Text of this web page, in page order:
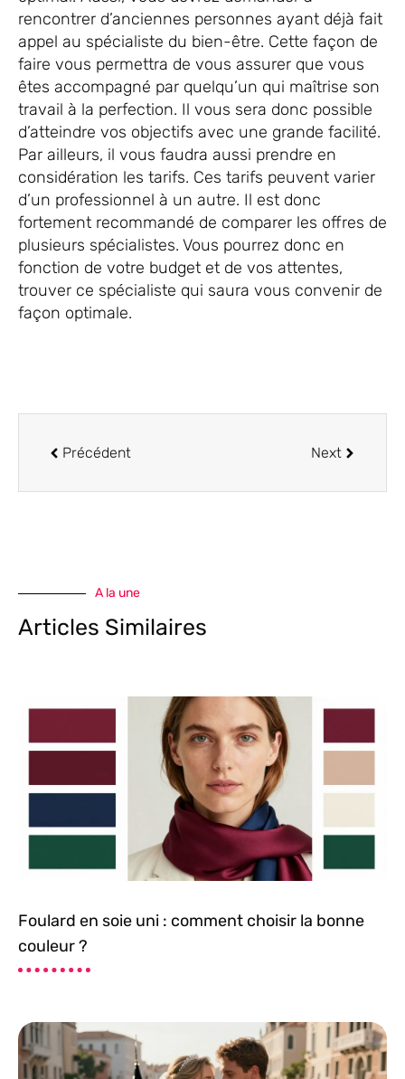
rencontrer d’anciennes personnes ayant déjà fait
appel au spécialiste du bien-être. Cette façon de
faire vous permettra de vous assurer que vous
êtes accompagné par quelqu’un qui maîtrise son
travail à la perfection. Il vous sera donc possible
d’atteindre vos objectifs avec une grande facilité.
Par ailleurs, il vous faudra aussi prendre en
considération les tarifs. Ces tarifs peuvent varier
d’un professionnel à un autre. Il est donc
fortement recommandé de comparer les offres de
plusieurs spécialistes. Vous pourrez donc en
fonction de votre budget et de vos attentes,
trouver ce spécialiste qui saura vous convenir de
façon optimale.
Précédent Next
A la une
Articles Similaires
Foulard en soie uni : comment choisir la bonne
couleur ?